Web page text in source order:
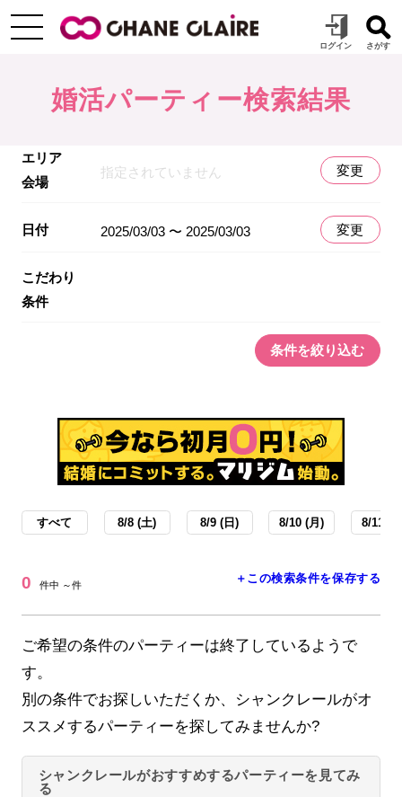
婚活パーティー検索結果
エリア
会場
指定されていません 変更
日付 2025/03/03 〜 2025/03/03 変更
こだわり
条件
条件を絞り込む
すべて 8/8 (土) 8/9 (日) 8/10 (月) 8/11 (
0 件中 ～件 ＋この検索条件を保存する
ご希望の条件のパーティーは終了しているようで
す。
別の条件でお探しいただくか、シャンクレールがオ
ススメするパーティーを探してみませんか?
シャンクレールがおすすめするパーティーを見てみ
る